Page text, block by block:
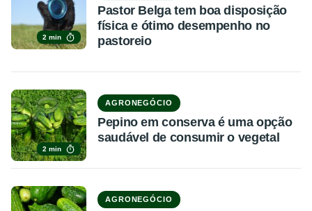
2 min
Pastor Belga tem boa disposição
física e ótimo desempenho no
pastoreio
2 min
AGRONEGÓCIO
Pepino em conserva é uma opção
saudável de consumir o vegetal
AGRONEGÓCIO